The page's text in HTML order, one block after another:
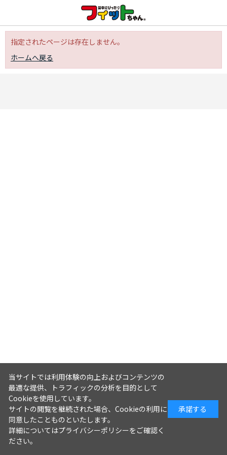
指定されたページは存在しません。
ホームへ戻る
当サイトでは利用体験の向上およびコンテンツの
最適な提供、トラフィックの分析を目的として
Cookieを使用しています。
サイトの閲覧を継続された場合、Cookieの利用に
同意したことものといたします。
詳細についてはプライバシーポリシーをご確認く
ださい。
承諾する